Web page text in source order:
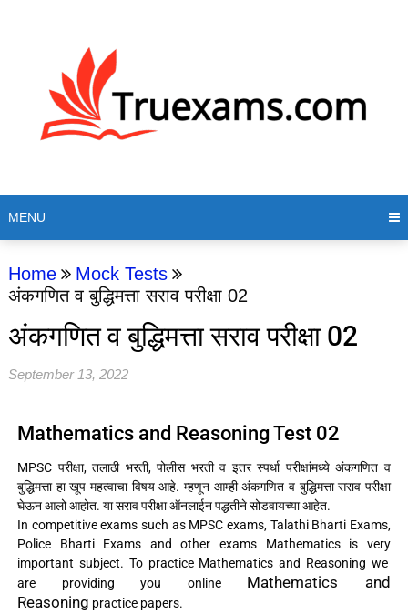
MENU
Home
Mock Tests
अंकगणित व बुद्धिमत्ता सराव परीक्षा 02
अंकगणित व बुद्धिमत्ता सराव परीक्षा 02
September 13, 2022
Mathematics and Reasoning Test 02
MPSC परीक्षा, तलाठी भरती, पोलीस भरती व इतर स्पर्धा परीक्षांमध्ये अंकगणित व
बुद्धिमत्ता हा खूप महत्वाचा विषय आहे. म्हणून आम्ही अंकगणित व बुद्धिमत्ता सराव परीक्षा
घेऊन आलो आहोत. या सराव परीक्षा ऑनलाईन पद्धतीने सोडवायच्या आहेत.
In competitive exams such as MPSC exams, Talathi Bharti Exams,
Police Bharti Exams and other exams Mathematics is very
important subject. To practice Mathematics and Reasoning we
are providing you online Mathematics and
Reasoning practice papers.